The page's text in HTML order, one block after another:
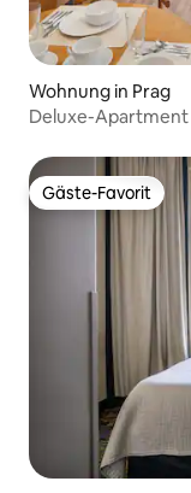
Wohnung in Prag
Deluxe-Apartment
Gäste-Favorit
Gäste-Favorit